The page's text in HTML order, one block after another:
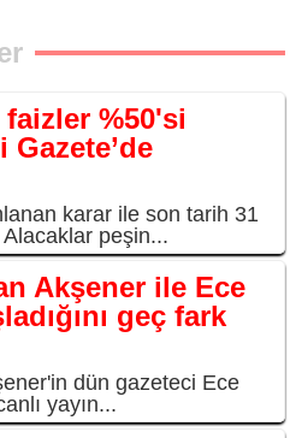
faizler %50'si
karar ile son tarih 31
peşin...
Akşener ile Ece
geç fark
dün gazeteci Ece
yayın...